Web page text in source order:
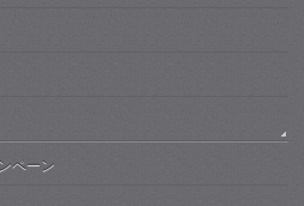
ペーン